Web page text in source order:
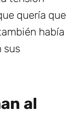
quería que
había
sus
al